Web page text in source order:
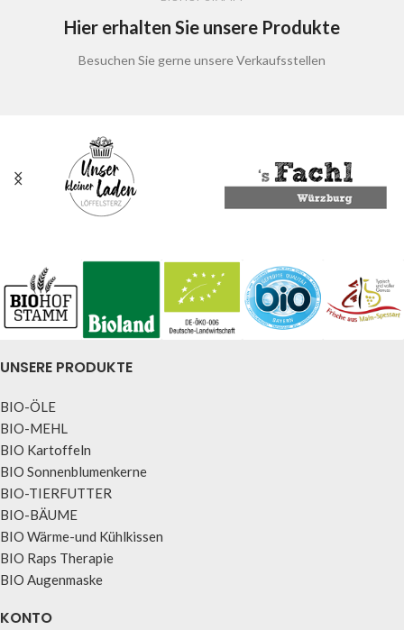
Hier erhalten Sie unsere Produkte
Besuchen Sie gerne unsere Verkaufsstellen
UNSERE PRODUKTE
BIO-ÖLE
BIO-MEHL
BIO Kartoffeln
BIO Sonnenblumenkerne
BIO-TIERFUTTER
BIO-BÄUME
BIO Wärme-und Kühlkissen
BIO Raps Therapie
BIO Augenmaske
KONTO